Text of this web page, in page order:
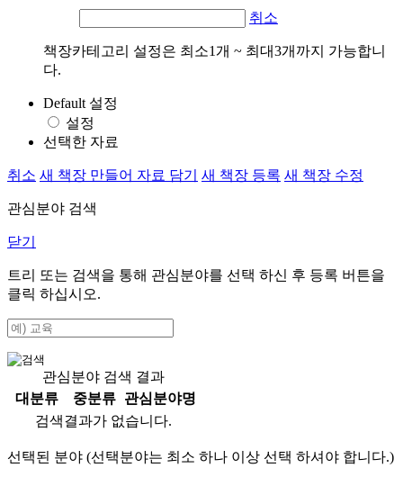
취소
책장카테고리 설정은 최소1개 ~ 최대3개까지 가능합니
다.
Default 설정
설정
선택한 자료
취소 새 책장 만들어 자료 담기 새 책장 등록 새 책장 수정
관심분야 검색
닫기
트리 또는 검색을 통해 관심분야를 선택 하신 후 등록 버튼을
클릭 하십시오.
관심분야 검색 결과
대분류
중분류
관심분야명
검색결과가 없습니다.
선택된 분야 (선택분야는 최소 하나 이상 선택 하셔야 합니다.)